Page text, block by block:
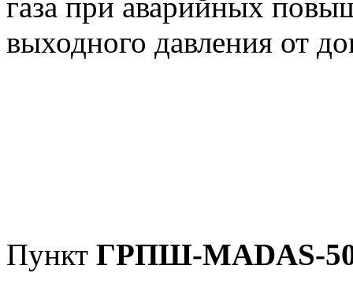
выходного давления от
Пункт ГРПШ-MADAS-